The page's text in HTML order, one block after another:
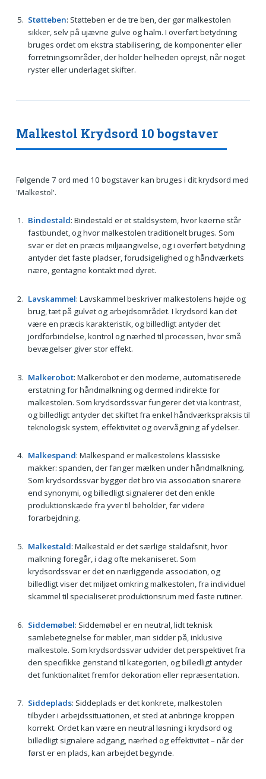
Støtteben: Støtteben er de tre ben, der gør malkestolen
sikker, selv på ujævne gulve og halm. I overført betydning
bruges ordet om ekstra stabilisering, de komponenter eller
forretningsområder, der holder helheden oprejst, når noget
ryster eller underlaget skifter.
Malkestol Krydsord 10 bogstaver
Følgende 7 ord med 10 bogstaver kan bruges i dit krydsord med
'Malkestol'.
Bindestald: Bindestald er et staldsystem, hvor køerne står
fastbundet, og hvor malkestolen traditionelt bruges. Som
svar er det en præcis miljøangivelse, og i overført betydning
antyder det faste pladser, forudsigelighed og håndværkets
nære, gentagne kontakt med dyret.
Lavskammel: Lavskammel beskriver malkestolens højde og
brug, tæt på gulvet og arbejdsområdet. I krydsord kan det
være en præcis karakteristik, og billedligt antyder det
jordforbindelse, kontrol og nærhed til processen, hvor små
bevægelser giver stor effekt.
Malkerobot: Malkerobot er den moderne, automatiserede
erstatning for håndmalkning og dermed indirekte for
malkestolen. Som krydsordssvar fungerer det via kontrast,
og billedligt antyder det skiftet fra enkel håndværkspraksis til
teknologisk system, effektivitet og overvågning af ydelser.
Malkespand: Malkespand er malkestolens klassiske
makker: spanden, der fanger mælken under håndmalkning.
Som krydsordssvar bygger det bro via association snarere
end synonymi, og billedligt signalerer det den enkle
produktionskæde fra yver til beholder, før videre
forarbejdning.
Malkestald: Malkestald er det særlige staldafsnit, hvor
malkning foregår, i dag ofte mekaniseret. Som
krydsordssvar er det en nærliggende association, og
billedligt viser det miljøet omkring malkestolen, fra individuel
skammel til specialiseret produktionsrum med faste rutiner.
Siddemøbel: Siddemøbel er en neutral, lidt teknisk
samlebetegnelse for møbler, man sidder på, inklusive
malkestole. Som krydsordssvar udvider det perspektivet fra
den specifikke genstand til kategorien, og billedligt antyder
det funktionalitet fremfor dekoration eller repræsentation.
Siddeplads: Siddeplads er det konkrete, malkestolen
tilbyder i arbejdssituationen, et sted at anbringe kroppen
korrekt. Ordet kan være en neutral løsning i krydsord og
billedligt signalere adgang, nærhed og effektivitet – når der
først er en plads, kan arbejdet begynde.